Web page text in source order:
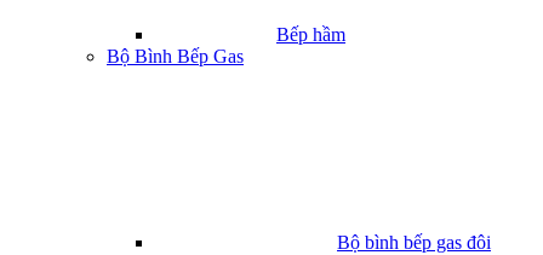
Bếp hầm
Bộ Bình Bếp Gas
Bộ bình bếp gas đôi